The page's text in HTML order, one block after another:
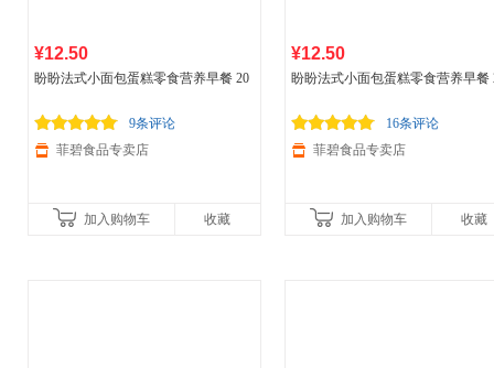
¥12.50
盼盼法式小面包蛋糕零食营养早餐 20
9条评论
菲碧食品专卖店
加入购物车 收藏
¥12.50
盼盼法式小面包蛋糕零食营养早餐
16条评论
菲碧食品专卖店
加入购物车 收藏